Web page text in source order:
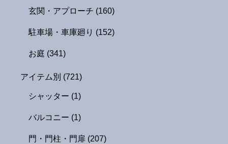
玄関・アプローチ (160)
駐車場・車庫廻り (152)
お庭 (341)
アイテム別 (721)
シャッター (1)
バルコニー (1)
門・門柱・門扉 (207)